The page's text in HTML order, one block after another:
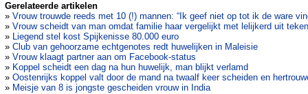
Gerelateerde artikelen
» Vrouw trouwde reeds met 10 (!) mannen: “Ik geef niet op tot ik de ware
» Vrouw scheidt van man omdat familie haar vergelijkt met lelijkerd uit
» Liegend stel kost Spijkenisse 80.000 euro
» Club van gehoorzame echtgenotes redt huwelijken in Maleisie
» Vrouw klaagt partner aan om Facebook-status
» Koppel scheidt een dag na hun huwelijk, man blijkt verlamd
» Oostenrijks koppel valt door de mand na twaalf keer scheiden en
» Meisje van 8 is jongste gescheiden vrouw in India